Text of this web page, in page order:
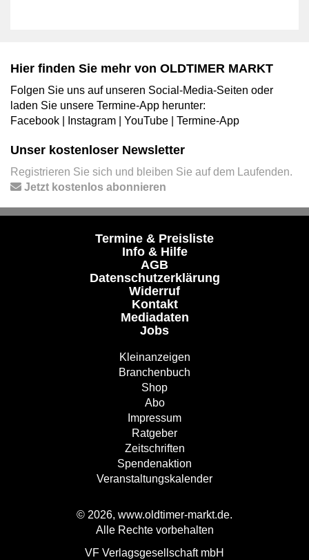
Hier finden Sie mehr von OLDTIMER MARKT
Folgen Sie uns auf unseren Social-Media-Seiten oder
laden Sie unsere Termine-App herunter:
Facebook
Instagram YouTube Termine-App
Unser kostenloser Newsletter
Registrieren Sie sich und bleiben Sie auf dem Laufenden.
Jetzt kostenlos abonnieren
Termine & Preisliste
Info & Hilfe
AGB
Datenschutzerklärung
Widerruf
Kontakt
Mediadaten
Jobs
Kleinanzeigen
Branchenbuch
Shop
Abo
Impressum
Ratgeber
Zeitschriften
Spendenaktion
Veranstaltungskalender
© 2026, www.oldtimer-markt.de.
Alle Rechte vorbehalten
VF Verlagsgesellschaft mbH